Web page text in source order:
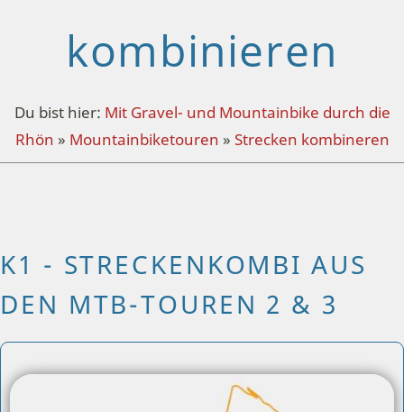
kombinieren
Du bist hier: Mit Gravel- und Mountainbike durch die
Rhön » Mountainbiketouren » Strecken kombineren
K1 - STRECKENKOMBI AUS
DEN MTB-TOUREN 2 & 3